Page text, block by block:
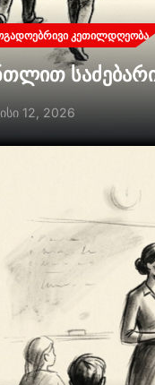
ᲙᲔᲗᲘᲚᲓᲦᲔᲝᲑᲐ
12, 2026